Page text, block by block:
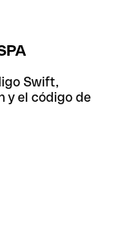
Swift,
y el código de